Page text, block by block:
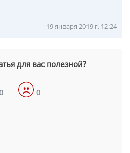
19 января 2019 г. 12:24
для вас полезной?
0